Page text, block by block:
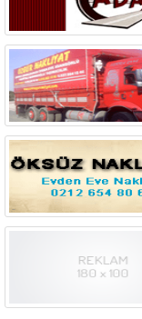
Erzurum
Gaziantep
Gümüşhane
Hatay
Isparta
İzmir
Kayseri